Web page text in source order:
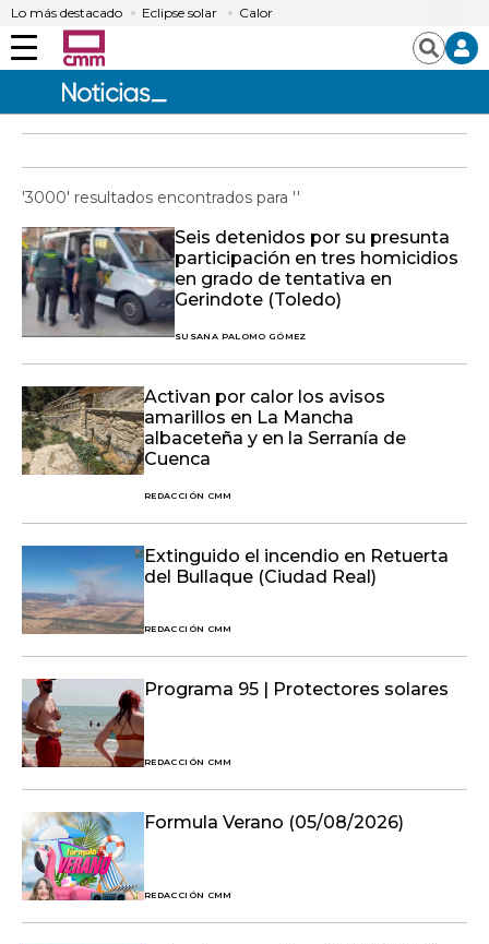
Lo más destacado Eclipse solar Calor
Menú Buscar
'3000' resultados encontrados para ''
Seis detenidos por su presunta
participación en tres homicidios
en grado de tentativa en
Gerindote (Toledo)
SUSANA PALOMO GÓMEZ
Activan por calor los avisos
amarillos en La Mancha
albaceteña y en la Serranía de
Cuenca
REDACCIÓN CMM
Extinguido el incendio en Retuerta
del Bullaque (Ciudad Real)
REDACCIÓN CMM
Programa 95 | Protectores solares
REDACCIÓN CMM
Formula Verano (05/08/2026)
REDACCIÓN CMM